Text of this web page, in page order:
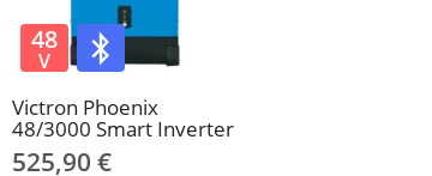
Victron Phoenix
48/3000 Smart Inverter
525,90 €
48
V